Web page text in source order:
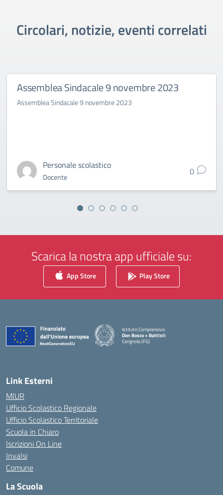
Circolari, notizie, eventi correlati
Assemblea Sindacale 9 novembre 2023
Assemblea Sindacale 9 novembre 2023
Personale scolastico
Docente 0
Scarica la nostra app ufficiale su:
App Store Play Store
Istituto Comprensivo
Don Bosco + Battisti
Cerignola (FG)
— Visita la pagina iniziale della scuola
Link Esterni
MIUR
Ufficio Scolastico Regionale
Ufficio Scolastico Territoriale
Scuola in Chiaro
Iscrizioni On Line
Invalsi
Comune
La Scuola